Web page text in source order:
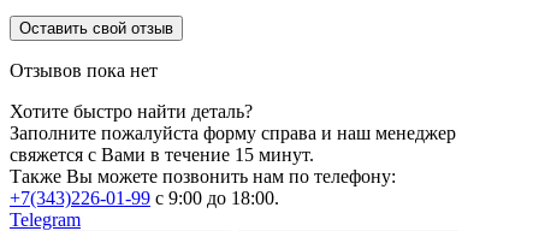
Оставить свой отзыв
Отзывов пока нет
Хотите быстро найти деталь?
Заполните пожалуйста форму справа и наш менеджер
свяжется с Вами в течение 15 минут.
Также Вы можете позвонить нам по телефону:
+7(343)226-01-99 с 9:00 до 18:00.
Telegram